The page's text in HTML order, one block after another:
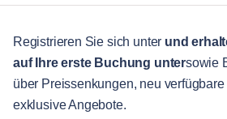
Gästebetreuung
Stadt-Guide
Partner
English
Português
Registrieren Sie sich unter und
auf Ihre erste Buchung untersowie
über Preissenkungen, neu
exklusive Angebote.